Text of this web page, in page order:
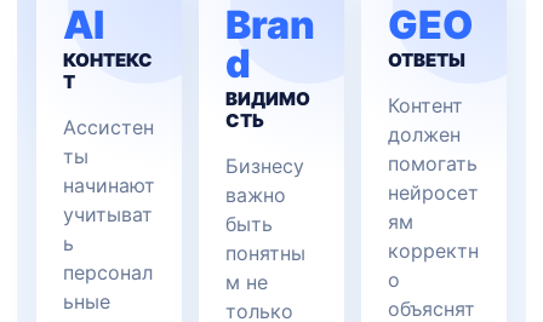
AI
КОНТЕКС
Т
Ассистен
ты
начинают
учитыват
ь
персонал
ьные
Bran
d
ВИДИМО
СТЬ
Бизнесу
важно
быть
понятны
м не
только
GEO
ОТВЕТЫ
Контент
должен
помогать
нейросет
ям
корректн
о
объяснят